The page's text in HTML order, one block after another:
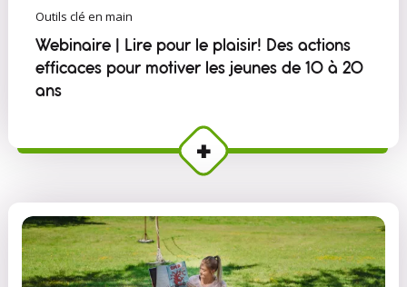
Outils clé en main
Webinaire | Lire pour le plaisir! Des actions
efficaces pour motiver les jeunes de 10 à 20
ans